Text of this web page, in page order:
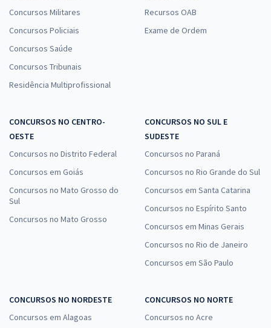
Concursos Militares
Concursos Policiais
Concursos Saúde
Concursos Tribunais
Residência Multiprofissional
Recursos OAB
Exame de Ordem
CONCURSOS NO CENTRO-
OESTE
Concursos no Distrito Federal
Concursos em Goiás
Concursos no Mato Grosso do
Sul
Concursos no Mato Grosso
CONCURSOS NO SUL E
SUDESTE
Concursos no Paraná
Concursos no Rio Grande do Sul
Concursos em Santa Catarina
Concursos no Espírito Santo
Concursos em Minas Gerais
Concursos no Rio de Janeiro
Concursos em São Paulo
CONCURSOS NO NORDESTE
Concursos em Alagoas
CONCURSOS NO NORTE
Concursos no Acre